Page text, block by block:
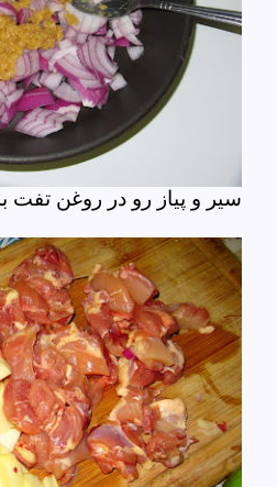
سیر و پیاز رو در روغن تفت